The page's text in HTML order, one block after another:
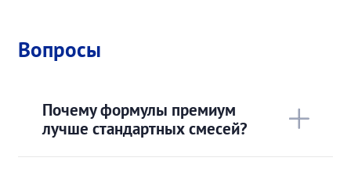
Вопросы
Почему формулы премиум
лучше стандартных смесей?